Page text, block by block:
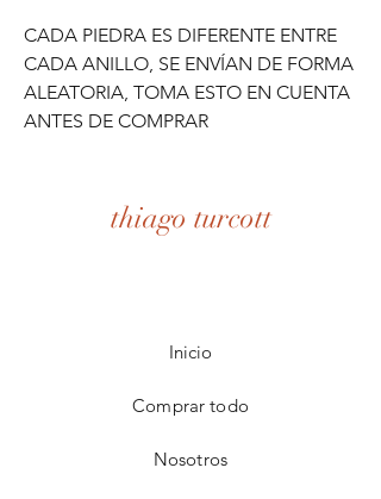
CADA PIEDRA ES DIFERENTE ENTRE
CADA ANILLO, SE ENVÍAN DE FORMA
ALEATORIA, TOMA ESTO EN CUENTA
ANTES DE COMPRAR
thiago turcott
Inicio
Comprar todo
Nosotros